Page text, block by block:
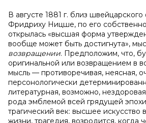
В августе 1881 г. близ
Фридриху Ницше, по его
открылась «высшая форма
вообще может быть достигнута»,
возвращении. Предположим, что,
оригинальной или возвращением в
мысль — противоречивая, неясная,
персонологически
литературная, возможно,
рода эмблемой всей грядущей
трагический век: высшее искусство
жизни, трагедия, возродится, когда